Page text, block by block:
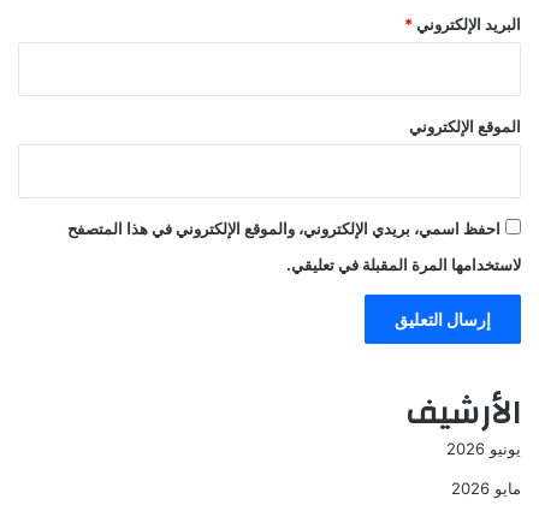
البريد الإلكتروني *
الموقع الإلكتروني
احفظ اسمي، بريدي الإلكتروني، والموقع الإلكتروني في هذا المتصفح
لاستخدامها المرة المقبلة في تعليقي.
الأرشيف
يونيو 2026
مايو 2026